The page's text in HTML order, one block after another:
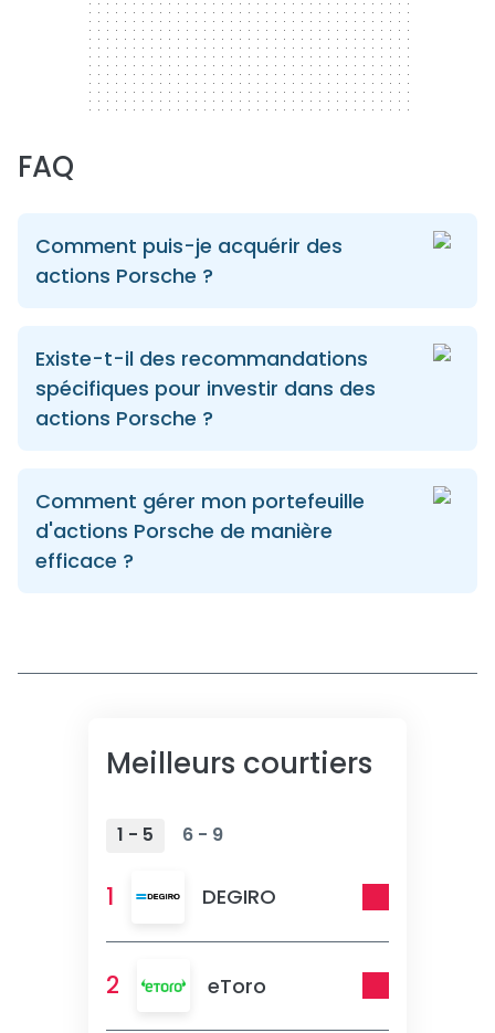
FAQ
Comment puis-je acquérir des
actions Porsche ?
Existe-t-il des recommandations
spécifiques pour investir dans des
actions Porsche ?
Comment gérer mon portefeuille
d'actions Porsche de manière
efficace ?
Meilleurs courtiers
1 - 5 6 - 9
1 DEGIRO
2 eToro